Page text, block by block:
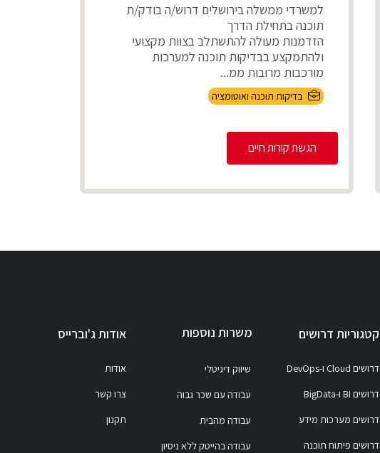
למשרדי ממשלה בירושלים דרוש/ה בודק/ת
תוכנה בתחילת הדרך
הזדמנות מעולה להתשתלב בצוות מקצועי
ולהתמקצע בבדיקות תוכנה למערכות
מורכבות מרובות ממ...
בדיקות תוכנה ואוטומציה
הגשת קורות חיים
קטגוריות דרושים
דרושים Cloud ו-DevOps
דרושים BI ו-BigData
דרושים מערכות מידע
דרושים פיתוח תוכנה
משרות נוספות
שיווק דיגיטלי
עבודה עם שכר גבוה
עבודה מהבית
עבודה בהייטק ללא ניסיון
אודות ג'וברייס
אודות
צרו קשר
תקנון